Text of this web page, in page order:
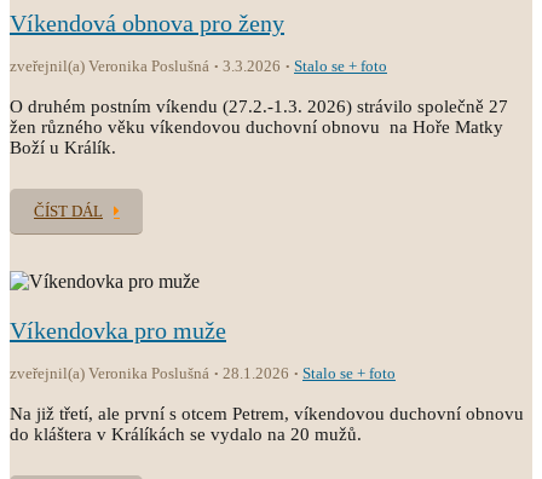
Víkendová obnova pro ženy
zveřejnil(a) Veronika Poslušná 3.3.2026 Stalo se + foto
O druhém postním víkendu (27.2.-1.3. 2026) strávilo společně 27
žen různého věku víkendovou duchovní obnovu na Hoře Matky
Boží u Králík.
ČÍST DÁL
Víkendovka pro muže
zveřejnil(a) Veronika Poslušná 28.1.2026 Stalo se + foto
Na již třetí, ale první s otcem Petrem, víkendovou duchovní obnovu
do kláštera v Králíkách se vydalo na 20 mužů.